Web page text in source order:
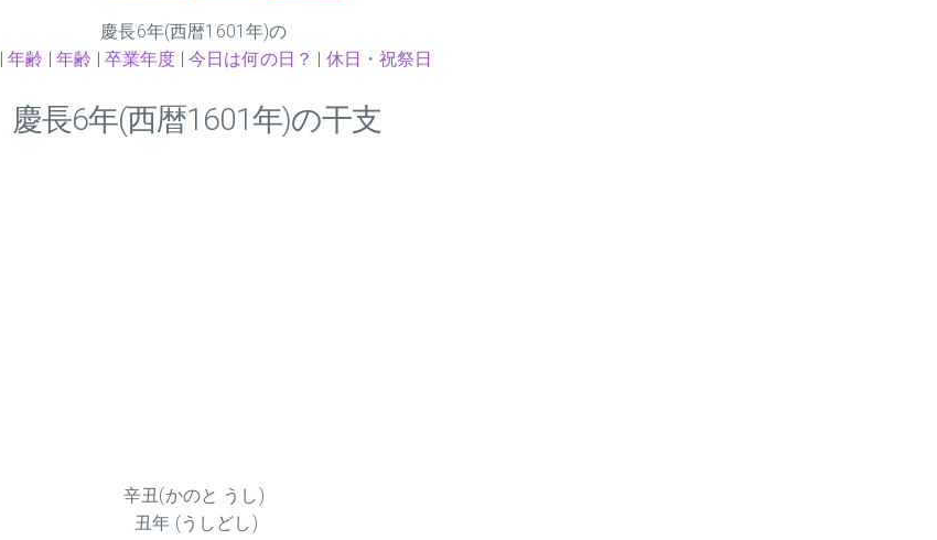
慶長6年(西暦1601年)の
|年齢 |年齢 | 卒業年度 | 今日は何の日？ | 休日・祝祭日
慶長6年(西暦1601年)の干支
辛丑(かのと うし)
丑年 (うしどし)